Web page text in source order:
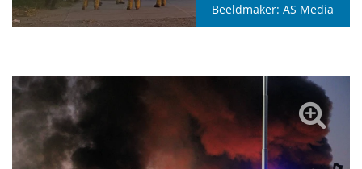
Beeldmaker: AS Media